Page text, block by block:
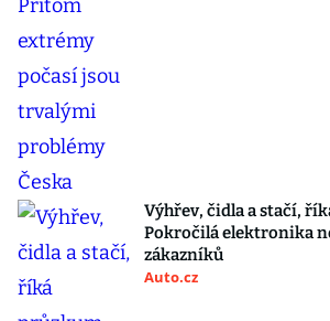
Výhřev, čidla a stačí,
Pokročilá elektronika
zákazníků
Auto.cz